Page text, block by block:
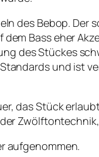
des Bebop.
Bass eher
des Stückes
und ist
das Stück
aufgenommen.